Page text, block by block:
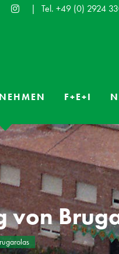
| Tel. +49 (0) 2924
F+E+I
von